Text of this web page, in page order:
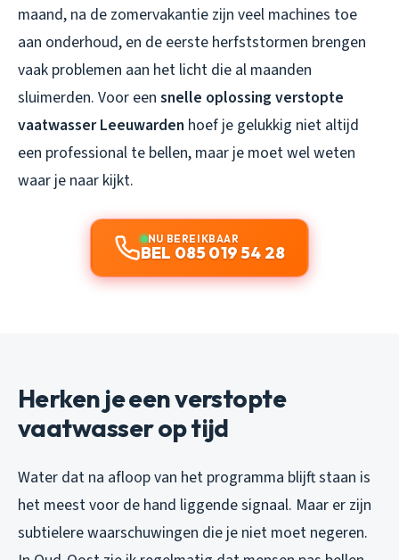
maand, na de zomervakantie zijn veel machines toe
aan onderhoud, en de eerste herfststormen brengen
vaak problemen aan het licht die al maanden
sluimerden. Voor een snelle oplossing verstopte
vaatwasser Leeuwarden hoef je gelukkig niet altijd
een professional te bellen, maar je moet wel weten
waar je naar kijkt.
NU BEREIKBAAR
BEL 085 019 54 28
Herken je een verstopte
vaatwasser op tijd
Water dat na afloop van het programma blijft staan is
het meest voor de hand liggende signaal. Maar er zijn
subtielere waarschuwingen die je niet moet negeren.